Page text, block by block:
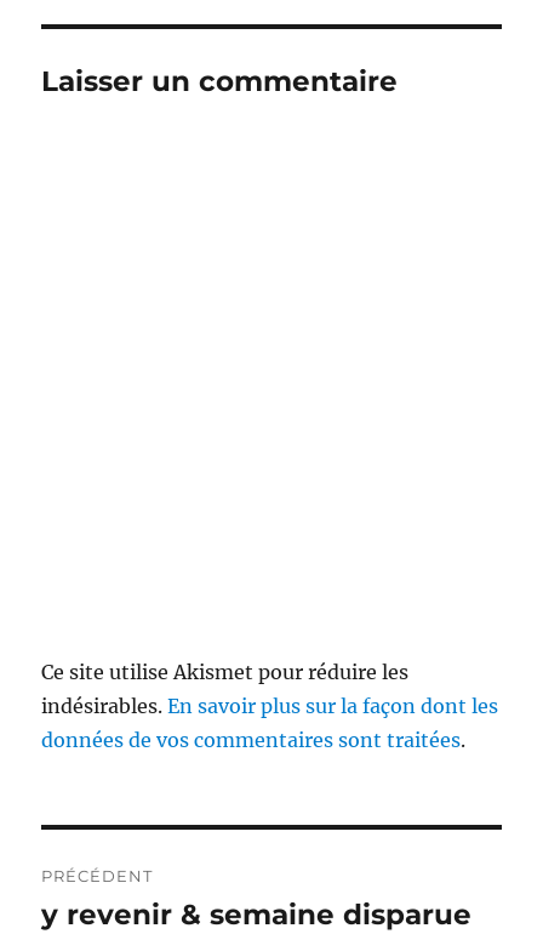
Laisser un commentaire
Ce site utilise Akismet pour réduire les
indésirables.En savoir plus sur la façon dont les
données de vos commentaires sont traitées.
de
PRÉCÉDENT
Publication
y revenir & semaine disparue